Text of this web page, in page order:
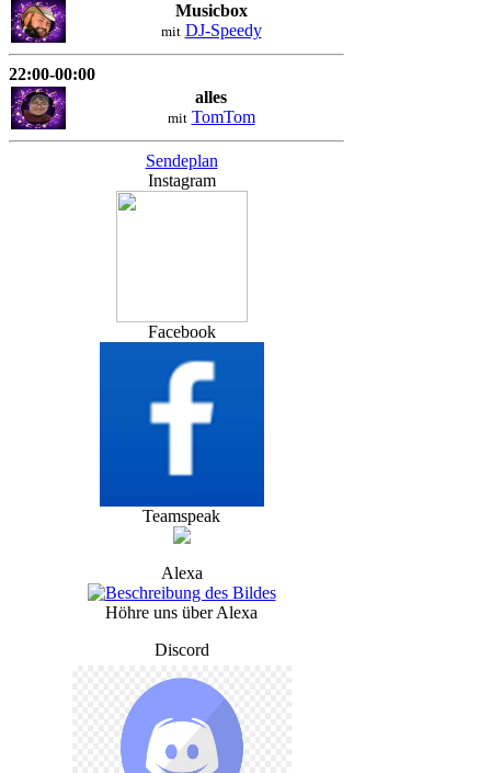
Musicbox
mit DJ-Speedy
22:00-00:00
alles
mit TomTom
Sendeplan
Instagram
Facebook
Teamspeak
Alexa
Höhre uns über Alexa
Discord